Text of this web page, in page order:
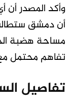
وأكد المصدر أن
أن دمشق
مساحة هضبة
تفاهم محتمل
تفاصيل